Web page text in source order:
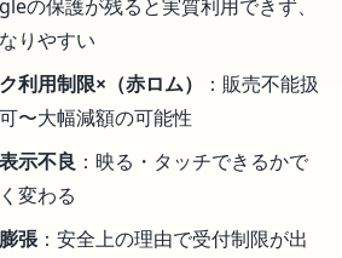
の保護が残ると実質利用できず、
りやすい
利用制限×（赤ロム）
：販売不能扱
〜大幅減額の可能性
示不良 ：映る・タッチできるかで
変わる
張：安全上の理由で受付制限が出